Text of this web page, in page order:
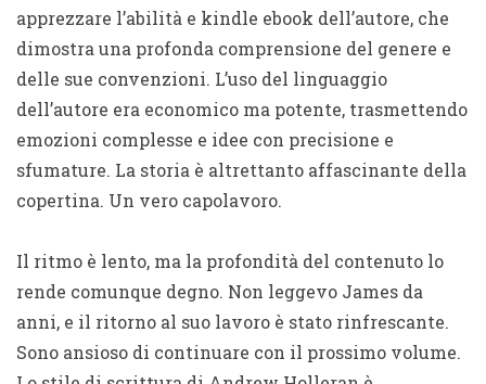
apprezzare l’abilità e kindle ebook dell’autore, che
dimostra una profonda comprensione del genere e
delle sue convenzioni. L’uso del linguaggio
dell’autore era economico ma potente, trasmettendo
emozioni complesse e idee con precisione e
sfumature. La storia è altrettanto affascinante della
copertina. Un vero capolavoro.
Il ritmo è lento, ma la profondità del contenuto lo
rende comunque degno. Non leggevo James da
anni, e il ritorno al suo lavoro è stato rinfrescante.
Sono ansioso di continuare con il prossimo volume.